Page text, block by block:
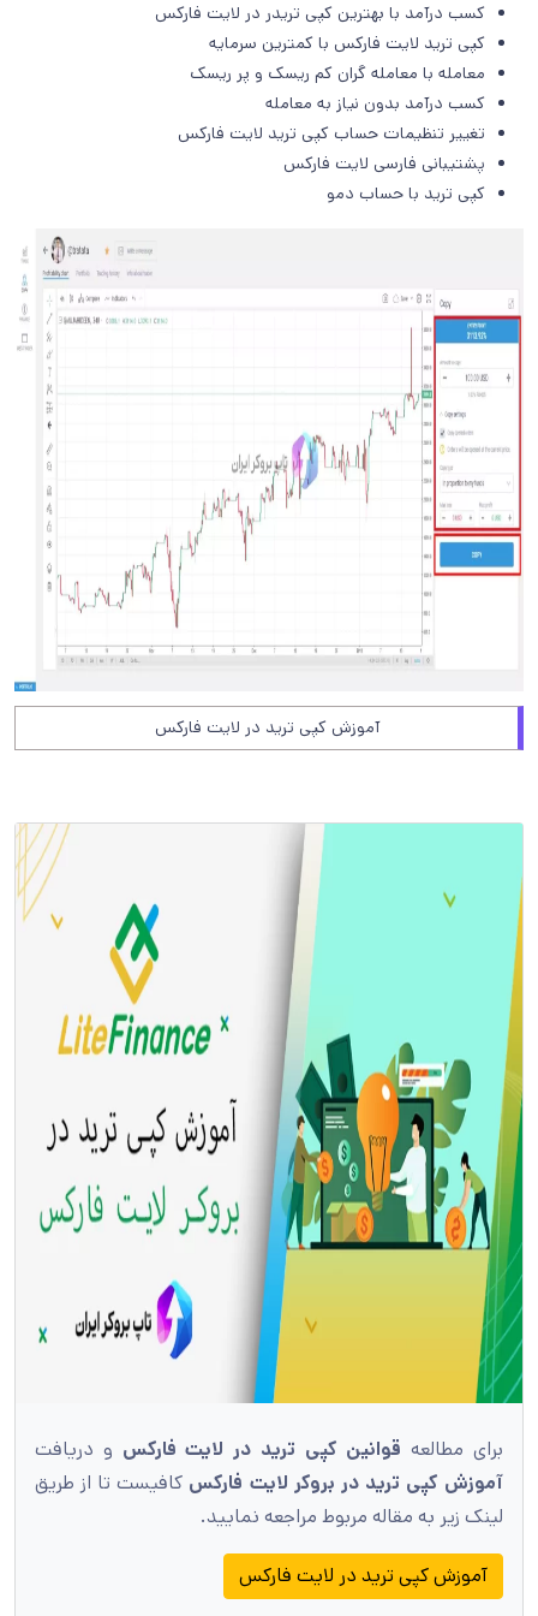
کسب درآمد با بهترین کپی تریدر در لایت فارکس
کپی ترید لایت فارکس با کمترین سرمایه
معامله با معامله گران کم ریسک و پر ریسک
کسب درآمد بدون نیاز به معامله
تغییر تنظیمات حساب کپی ترید لایت فارکس
پشتیبانی فارسی لایت فارکس
کپی ترید با حساب دمو
آموزش کپی ترید در لایت فارکس
برای مطالعه قوانین کپی ترید در لایت فارکس و دریافت
آموزش کپی ترید در بروکر لایت فارکس کافیست تا از طریق
لینک زیر به مقاله مربوط مراجعه نمایید.
آموزش کپی ترید در لایت فارکس